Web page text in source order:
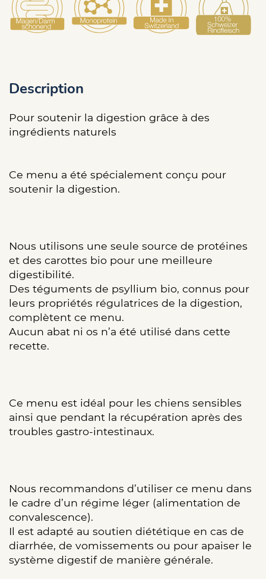
Description
Pour soutenir la digestion grâce à des
ingrédients naturels
Ce menu a été spécialement conçu pour
soutenir la digestion.
Nous utilisons une seule source de protéines
et des carottes bio pour une meilleure
digestibilité.
Des téguments de psyllium bio, connus pour
leurs propriétés régulatrices de la digestion,
complètent ce menu.
Aucun abat ni os n’a été utilisé dans cette
recette.
Ce menu est idéal pour les chiens sensibles
ainsi que pendant la récupération après des
troubles gastro-intestinaux.
Nous recommandons d’utiliser ce menu dans
le cadre d’un régime léger (alimentation de
convalescence).
Il est adapté au soutien diététique en cas de
diarrhée, de vomissements ou pour apaiser le
système digestif de manière générale.